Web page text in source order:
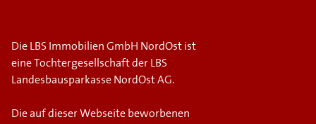
Die LBS Immobilien GmbH NordOst ist
eine Tochtergesellschaft der LBS
Landesbausparkasse NordOst AG.
Die auf dieser Webseite beworbenen